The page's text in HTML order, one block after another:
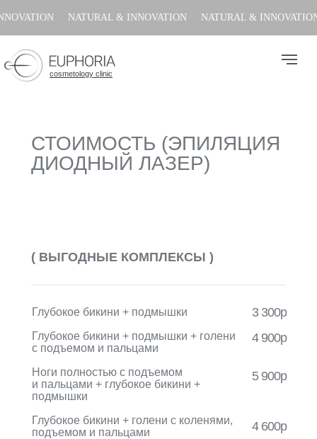
NATURAL & INNOVATION NATURAL & INNOVATION
cosmetology clinic
СТОИМОСТЬ (ЭПИЛЯЦИЯ
ДИОДНЫЙ ЛАЗЕР)
( ВЫГОДНЫЕ КОМПЛЕКСЫ )
Глубокое бикини + подмышки
Глубокое бикини + подмышки + голени
с подъемом и пальцами
Ноги полностью с подъемом
и пальцами + глубокое бикини +
подмышки
Глубокое бикини + голени с коленями,
подъемом и пальцами
3 300р
4 900р
5 900р
4 600р